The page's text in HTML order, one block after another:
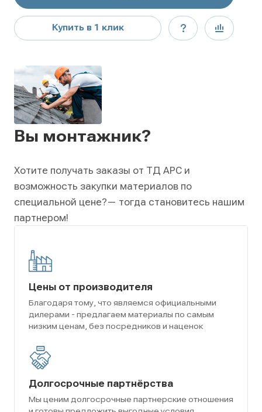
Купить в 1 клик
Вы монтажник?
Хотите получать заказы от ТД АРС и
возможность закупки материалов по
специальной цене?— тогда становитесь нашим
партнером!
Цены от производителя
Благодаря тому, что являемся официальными
дилерами - предлагаем материалы по самым
низким ценам, без посредников и наценок
Долгосрочные партнёрства
Мы ценим долгосрочные партнерские отношения